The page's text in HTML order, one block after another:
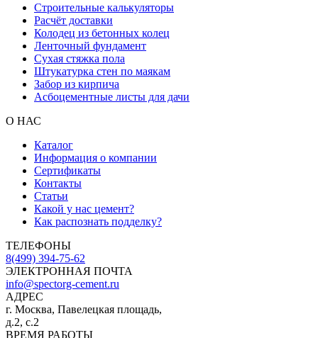
Строительные калькуляторы
Расчёт доставки
Колодец из бетонных колец
Ленточный фундамент
Сухая стяжка пола
Штукатурка стен по маякам
Забор из кирпича
Асбоцементные листы для дачи
О НАС
Каталог
Информация о компании
Сертификаты
Контакты
Статьи
Какой у нас цемент?
Как распознать подделку?
ТЕЛЕФОНЫ
8(499) 394-75-62
ЭЛЕКТРОННАЯ ПОЧТА
info@spectorg-cement.ru
АДРЕС
г. Москва, Павелецкая площадь,
д.2, с.2
ВРЕМЯ РАБОТЫ